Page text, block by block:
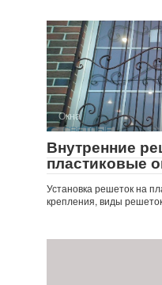
Окна
Внутренние
пластиковые
Установка решеток на
крепления, виды